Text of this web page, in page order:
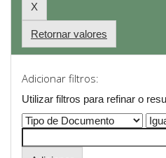
Retornar valores
Adicionar filtros:
Utilizar filtros para refinar o